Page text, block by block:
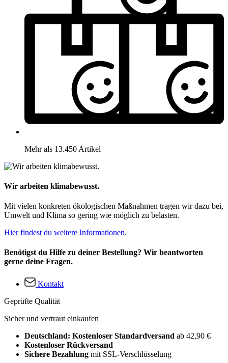
Mehr als 13.450 Artikel
Wir arbeiten klimabewusst.
Mit vielen konkreten ökologischen Maßnahmen tragen wir dazu bei,
Umwelt und Klima so gering wie möglich zu belasten.
Hier findest du weitere Informationen.
Benötigst du Hilfe zu deiner Bestellung? Wir beantworten
gerne deine Fragen.
Kontakt
Geprüfte Qualität
Sicher und vertraut einkaufen
Deutschland: Kostenloser Standardversand ab 42,90 €
Kostenloser Rückversand
Sichere Bezahlung mit SSL-Verschlüsselung